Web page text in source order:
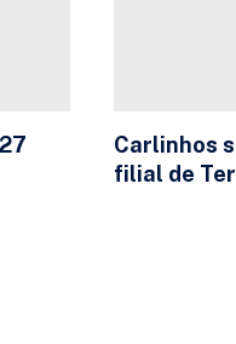
Carlinhos
filial de